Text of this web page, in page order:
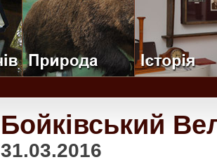
Бойківський
31.03.2016